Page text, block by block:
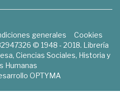
generales
Cookies
© 1948 - 2018. Librería
Ciencias Sociales, Historia y
Humanas
OPTYMA